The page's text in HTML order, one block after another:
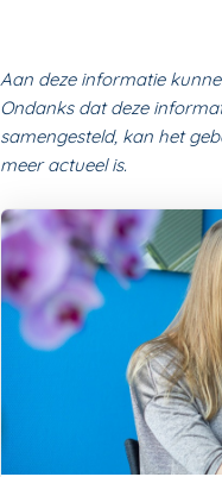
Aan deze informatie
Ondanks dat deze
samengesteld, kan het
meer actueel is.